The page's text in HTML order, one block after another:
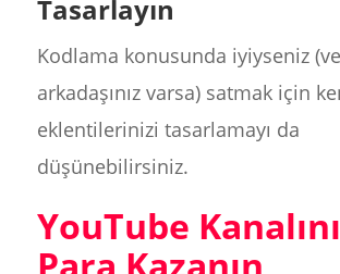
Tasarlayın
Kodlama konusunda iyiyseniz
arkadaşınız varsa) satmak için
eklentilerinizi tasarlamayı da
düşünebilirsiniz.
YouTube